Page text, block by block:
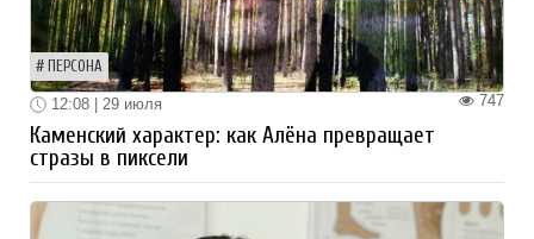
ПЕРСОНА
747
12:08 | 29 июля
Каменский характер: как Алёна превращает
стразы в пиксели